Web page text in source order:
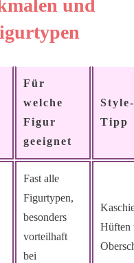
und
Für
welche
Figur
geeignet
Style-
Tipp
Fast alle
Figurtypen,
besonders
vorteilhaft
bei
Hüften